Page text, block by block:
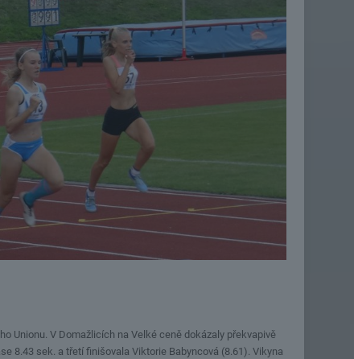
Unionu. V Domažlicích na Velké ceně dokázaly překvapivě
8.43 sek. a třetí finišovala Viktorie Babyncová (8.61). Vikyna